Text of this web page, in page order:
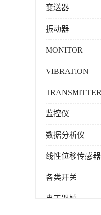
变送器
振动器
MONITOR
VIBRATION
TRANSMITTER
监控仪
数据分析仪
线性位移传感器
各类开关
电工器械